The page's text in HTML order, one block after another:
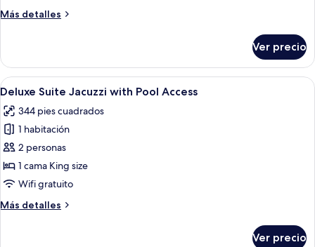
Jacuzzi
Más detalles
Más
Presidential
Suite
with
Ver precio
Abrir
todas
las
fotos
de
Deluxe
Suite
with
Una habitación de hotel moderna
9
Deluxe Suite Jacuzzi with Pool Access
344 pies cuadrados
1 habitación
2 personas
1 cama King size
Wifi gratuito
Más detalles
Más
Ver precio